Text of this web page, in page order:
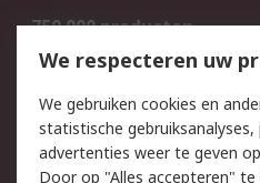
750.000 producten
Bestellen
Track & Trace
Wettelijk
We respecteren uw
We gebruiken cookies en
statistische
advertenties weer te geven
Door op "Alles accepteren" te